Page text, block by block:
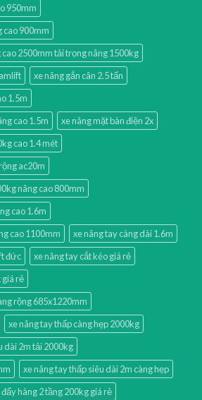
950mm
cao 900mm
2500mm tải trọng nâng 1500kg
xe nâng gắn cân 2.5 tấn
1.5m
cao 1.5m
xe nâng mặt bàn điện 2x
cao 1.4 mét
ac20m
nâng cao 800mm
cao 1.6m
cao 1100mm
xe nâng tay càng dài 1.6m
đức
xe nâng tay cắt kéo giá rẻ
giá rẻ
rộng 685x1220mm
xe nâng tay thấp càng hẹp 2000kg
dài 2m tải 2000kg
xe nâng tay thấp siêu dài 2m càng hẹp
đẩy hàng 2 tầng 200kg giá rẻ